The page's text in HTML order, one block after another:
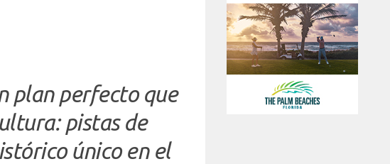
plan perfecto que
pistas de
único en el